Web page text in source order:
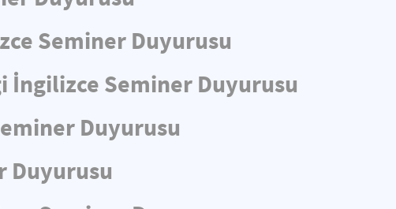
Seminer Duyurusu
İngilizce Seminer Duyurusu
Duyurusu
Duyurusu